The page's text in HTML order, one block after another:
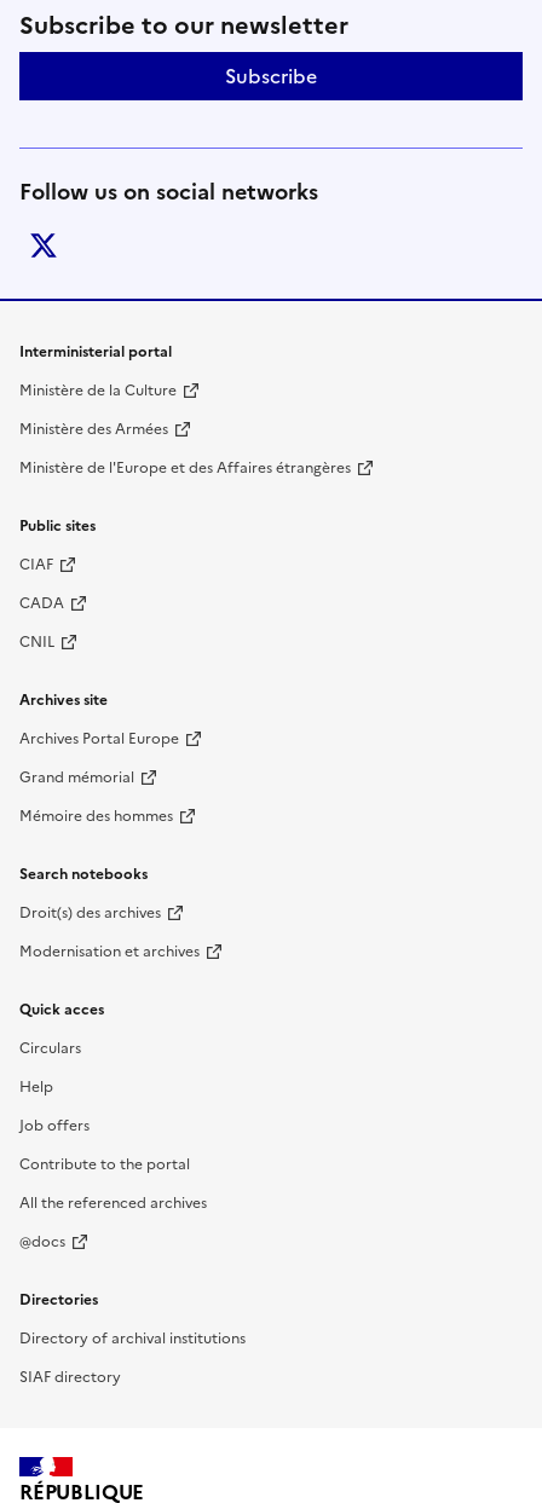
Follow us on social networks
Subscribe to our newsletter
Subscribe
Follow us on social networks
Footer links
Interministerial portal
Ministère de la Culture
Ministère des Armées
Ministère de l'Europe et des Affaires étrangères
Public sites
CIAF
CADA
CNIL
Archives site
Archives Portal Europe
Grand mémorial
Mémoire des hommes
Search notebooks
Droit(s) des archives
Modernisation et archives
Quick acces
Circulars
Help
Job offers
Contribute to the portal
All the referenced archives
@docs
Directories
Directory of archival institutions
SIAF directory
RÉPUBLIQUE